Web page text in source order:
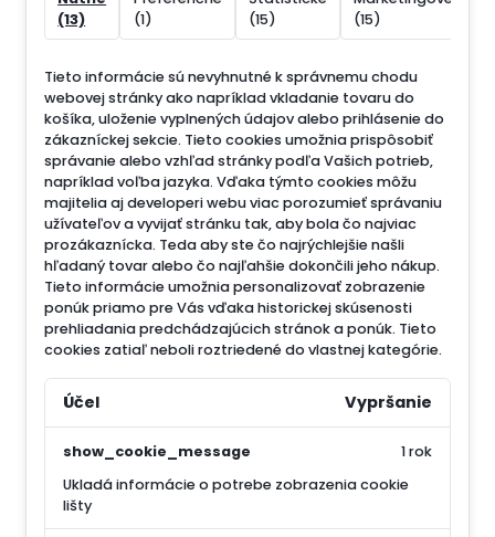
(13)
(1)
(15)
(15)
Tieto informácie sú nevyhnutné k správnemu chodu
webovej stránky ako napríklad vkladanie tovaru do
košíka, uloženie vyplnených údajov alebo prihlásenie do
zákazníckej sekcie. Tieto cookies umožnia prispôsobiť
správanie alebo vzhľad stránky podľa Vašich potrieb,
napríklad voľba jazyka. Vďaka týmto cookies môžu
majitelia aj developeri webu viac porozumieť správaniu
užívateľov a vyvijať stránku tak, aby bola čo najviac
prozákaznícka. Teda aby ste čo najrýchlejšie našli
hľadaný tovar alebo čo najľahšie dokončili jeho nákup.
Tieto informácie umožnia personalizovať zobrazenie
ponúk priamo pre Vás vďaka historickej skúsenosti
prehliadania predchádzajúcich stránok a ponúk. Tieto
cookies zatiaľ neboli roztriedené do vlastnej kategórie.
Účel Vypršanie
show_cookie_message
Ukladá informácie o potrebe zobrazenia cookie
lišty
1 rok